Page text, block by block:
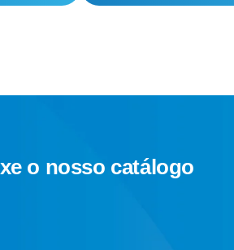
o nosso catálogo